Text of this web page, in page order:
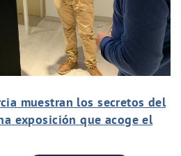
muestran los secretos del
exposición que acoge el